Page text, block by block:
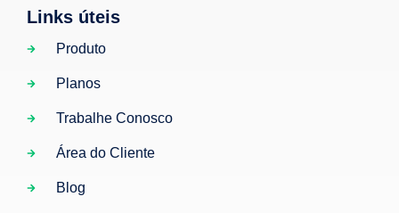
Links úteis
Produto
Planos
Trabalhe Conosco
Área do Cliente
Blog